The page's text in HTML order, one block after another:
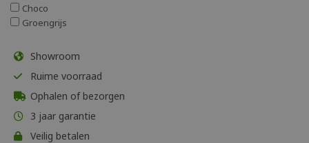
Choco
Groengrijs
Showroom
Ruime voorraad
Ophalen of bezorgen
3 jaar garantie
Veilig betalen